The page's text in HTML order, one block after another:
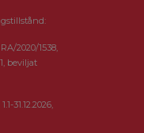
2020/1538,
beviljat
31.12.2026,